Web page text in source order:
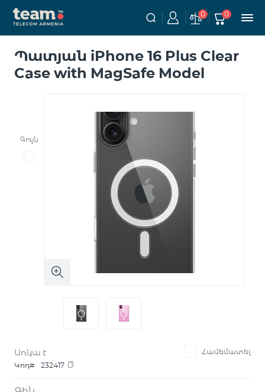
0 0
Պատյան iPhone 16 Plus Clear
Case with MagSafe Model
Գույն
Առկա է
Համեմատել
Կոդ#
232417